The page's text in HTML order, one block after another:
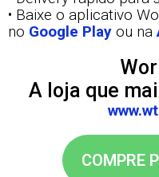
• Baixe o aplicativo
no Google Play ou na
A loja que
COMPRE